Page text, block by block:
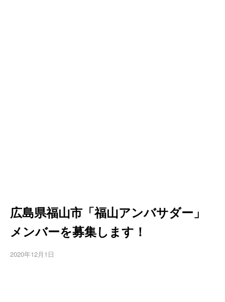
広島県福山市「福山アンバサダー」
メンバーを募集します！
2020年12月1日